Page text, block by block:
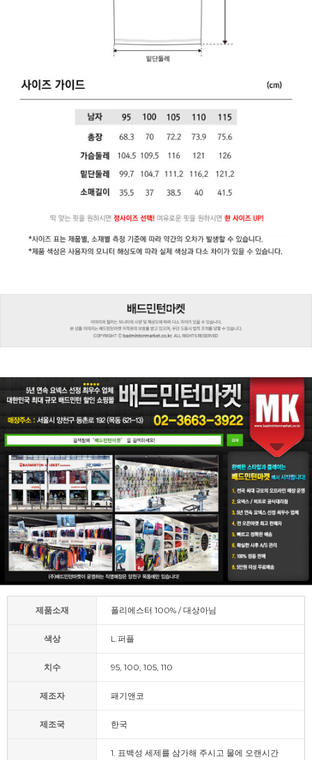
제품소재 폴리에스터 100% / 대상아님
색상 L.퍼플
치수 95, 100, 105, 110
제조자 패기앤코
제조국 한국
1. 표백성 세제를 삼가해 주시고 물에 오랜시간